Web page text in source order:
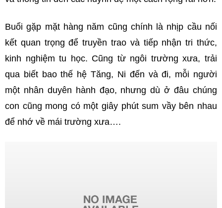
Buổi gặp mặt hàng năm cũng chính là nhịp cầu nối
kết quan trọng để truyền trao và tiếp nhận tri thức,
kinh nghiệm tu học. Cũng từ ngôi trường xưa, trải
qua biết bao thế hệ Tăng, Ni đến và đi, mỗi người
một nhân duyên hành đạo, nhưng dù ở đâu chúng
con cũng mong có một giây phút sum vầy bên nhau
để nhớ về mái trường xưa….